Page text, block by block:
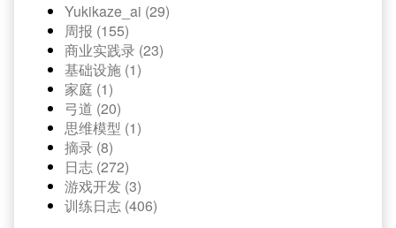
Yukikaze_ai (29)
周报 (155)
商业实践录 (23)
基础设施 (1)
家庭 (1)
弓道 (20)
思维模型 (1)
摘录 (8)
日志 (272)
游戏开发 (3)
训练日志 (406)